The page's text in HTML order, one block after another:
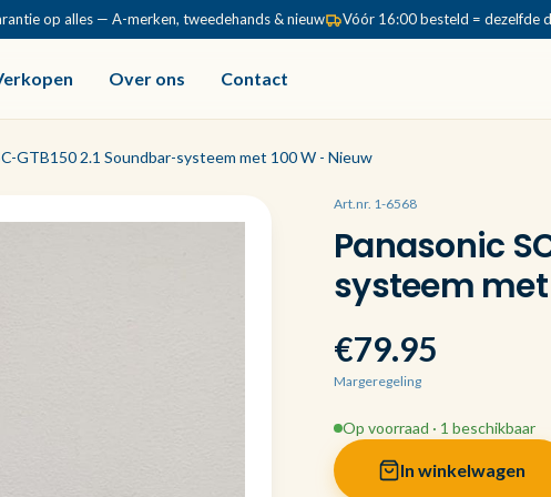
op alles — A-merken, tweedehands & nieuw Vóór 16:00 besteld = dezelfde
Over ons Contact
GTB150 2.1 Soundbar-systeem met 100 W - Nieuw
Art.nr. 1-6568
Panasonic
systeem met
€79.95
Margeregeling
Op voorraad · 1 beschikbaar
In winkelwagen